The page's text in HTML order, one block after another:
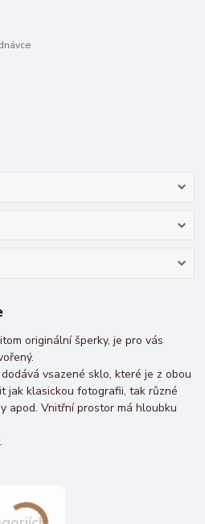
originální šperky, je pro vás
vsazené sklo, které je z obou
jak klasickou fotografii, tak různé
apod. Vnitřní prostor má hloubku